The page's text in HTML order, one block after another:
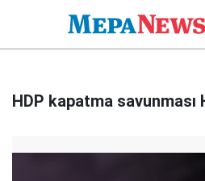
HDP kapatma savunması